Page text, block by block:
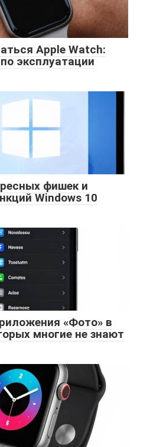
Apple Watch:
эксплуатации
фишек и
Windows 10
«Фото» в
многие не знают